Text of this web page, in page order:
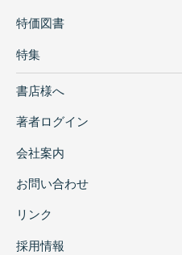
特価図書
特集
書店様へ
著者ログイン
会社案内
お問い合わせ
リンク
採用情報